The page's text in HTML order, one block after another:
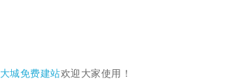
大城免费建站欢迎大家使用！